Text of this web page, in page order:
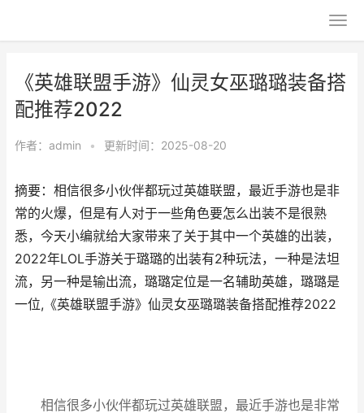
《英雄联盟手游》仙灵女巫璐璐装备搭
配推荐2022
作者： admin • 更新时间：2025-08-20
摘要：相信很多小伙伴都玩过英雄联盟，最近手游也是非
常的火爆，但是有人对于一些角色要怎么出装不是很熟
悉，今天小编就给大家带来了关于其中一个英雄的出装，
2022年LOL手游关于璐璐的出装有2种玩法，一种是法坦
流，另一种是输出流，璐璐定位是一名辅助英雄，璐璐是
一位,《英雄联盟手游》仙灵女巫璐璐装备搭配推荐2022
相信很多小伙伴都玩过英雄联盟，最近手游也是非常